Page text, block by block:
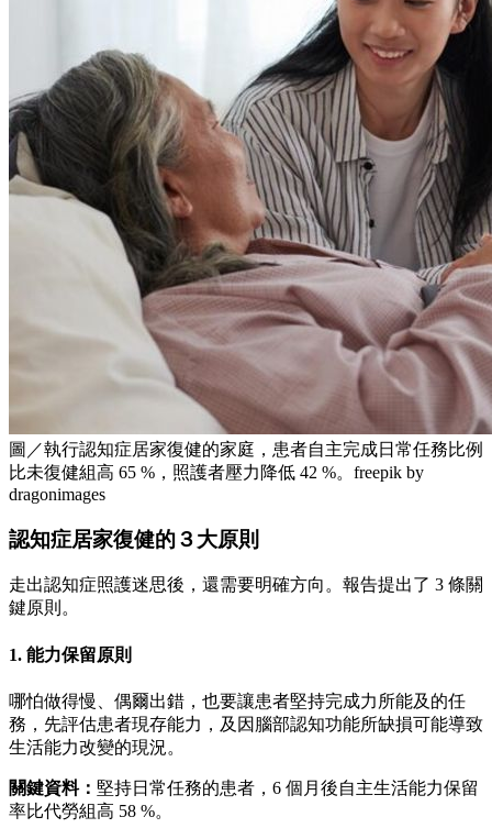
圖／執行認知症居家復健的家庭，患者自主完成日常任務比例
比未復健組高 65 %，照護者壓力降低 42 %。freepik by
dragonimages
認知症居家復健的３大原則
走出認知症照護迷思後，還需要明確方向。報告提出了 3 條關
鍵原則。
1. 能力保留原則
哪怕做得慢、偶爾出錯，也要讓患者堅持完成力所能及的任
務，先評估患者現存能力，及因腦部認知功能所缺損可能導致
生活能力改變的現況。
關鍵資料： 堅持日常任務的患者，6 個月後自主生活能力保留
率比代勞組高 58 %。